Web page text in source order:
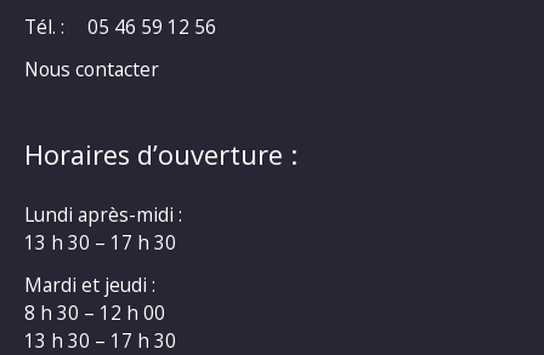
Tél. :
05 46 59 12 56
Nous contacter
Horaires d’ouverture :
Lundi après-midi :
13 h 30 – 17 h 30
Mardi et jeudi :
8 h 30 – 12 h 00
13 h 30 – 17 h 30